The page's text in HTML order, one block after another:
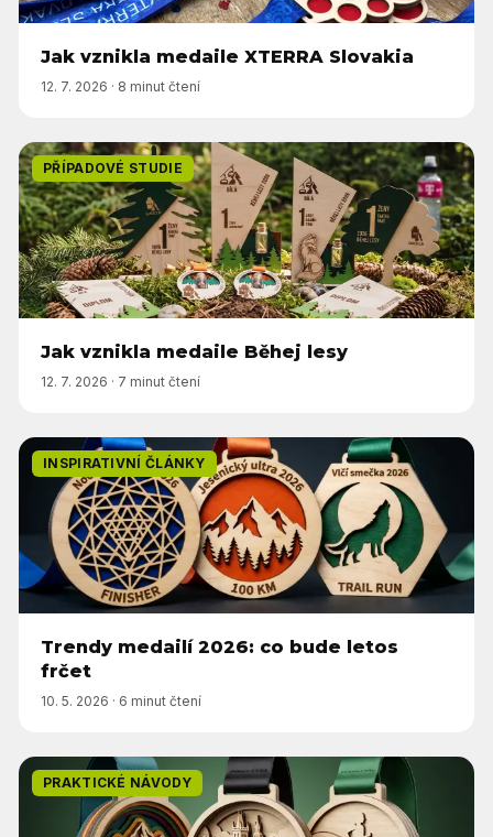
Jak vznikla medaile XTERRA Slovakia
12. 7. 2026 · 8 minut čtení
PŘÍPADOVÉ STUDIE
Jak vznikla medaile Běhej lesy
12. 7. 2026 · 7 minut čtení
INSPIRATIVNÍ ČLÁNKY
Trendy medailí 2026: co bude letos
frčet
10. 5. 2026 · 6 minut čtení
PRAKTICKÉ NÁVODY